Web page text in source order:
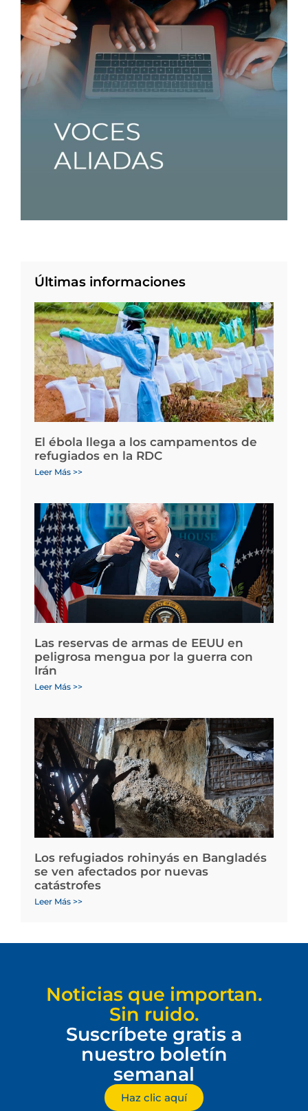
Últimas informaciones
El ébola llega a los campamentos de
refugiados en la RDC
Leer Más >>
Las reservas de armas de EEUU en
peligrosa mengua por la guerra con
Irán
Leer Más >>
Los refugiados rohinyás en Bangladés
se ven afectados por nuevas
catástrofes
Leer Más >>
Noticias que importan.
Sin ruido.
Suscríbete gratis a
nuestro boletín
semanal
Haz clic aquí